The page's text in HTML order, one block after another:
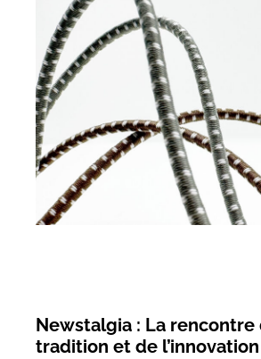
Newstalgia : La rencontre
tradition et de l’innovation